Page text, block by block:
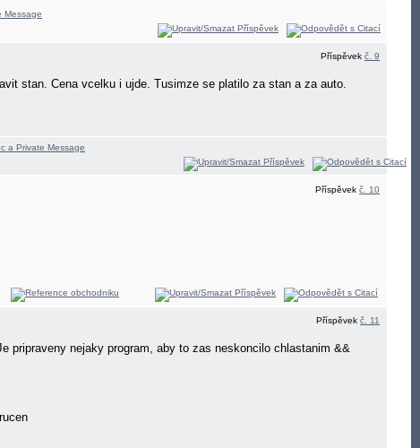
Příspěvek č. 9
stan. Cena vcelku i ujde. Tusimze se platilo za stan a za auto.
Příspěvek č. 10
Příspěvek č. 11
pripraveny nejaky program, aby to zas neskoncilo chlastanim &&